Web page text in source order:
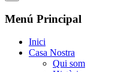
Menú Principal
Inici
Casa Nostra
Qui som